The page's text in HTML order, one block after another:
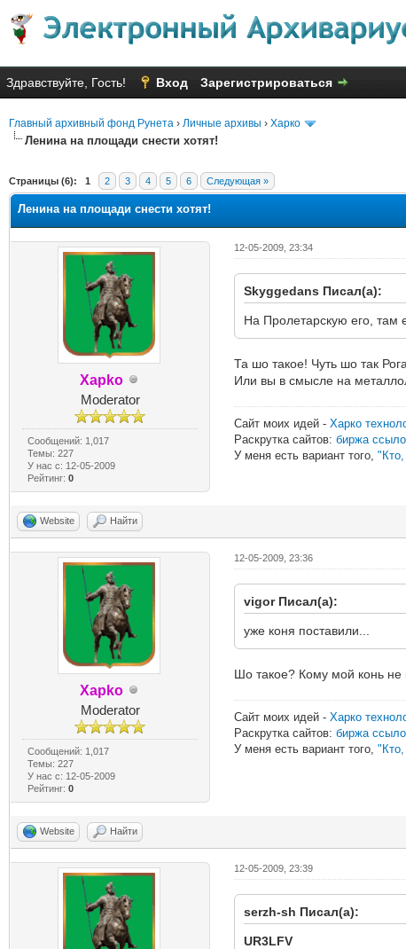
Здравствуйте, Гость! Вход Зарегистрироваться
Главный архивный фонд Рунета › Личные архивы › Харко
Ленина на площади снести хотят!
Страницы (6): 1 2 3 4 5 6 Следующая »
Голосов: 13 - Средняя оценка:
1
2
3
4
5
Ленина на площади снести хотят!
Xapko
Moderator
Сообщений: 1,017
Темы: 227
У нас с: 12-05-2009
Рейтинг:0
12-05-2009, 23:34
Skyggedans Писал(а):
На Пролетарскую его, там
Та шо такое! Чуть шо так
Или вы в смысле на
Сайт моих идей - Харко
Раскрутка сайтов: биржа
У меня есть вариант того,
Website Найти
Xapko
Moderator
Сообщений: 1,017
Темы: 227
У нас с: 12-05-2009
Рейтинг:0
12-05-2009, 23:36
vigor Писал(а):
уже коня поставили...
Шо такое? Кому мой конь не
Сайт моих идей - Харко
Раскрутка сайтов: биржа
У меня есть вариант того,
Website Найти
12-05-2009, 23:39
serzh-sh Писал(а):
UR3LFV